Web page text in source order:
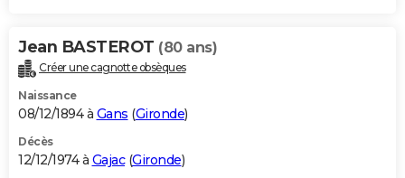
Jean BASTEROT (80 ans)
Créer une cagnotte obsèques
Naissance
08/12/1894 à Gans (Gironde)
Décès
12/12/1974 à Gajac(Gironde)